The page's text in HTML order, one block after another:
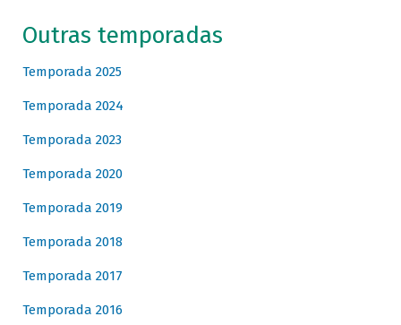
Outras temporadas
Temporada 2025
Temporada 2024
Temporada 2023
Temporada 2020
Temporada 2019
Temporada 2018
Temporada 2017
Temporada 2016